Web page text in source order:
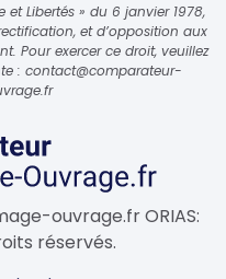
Libertés » du 6 janvier 1978,
et d’opposition aux
Pour exercer ce droit, veuillez
: contact@comparateur-
ouvrage.fr ORIAS:
réservés.